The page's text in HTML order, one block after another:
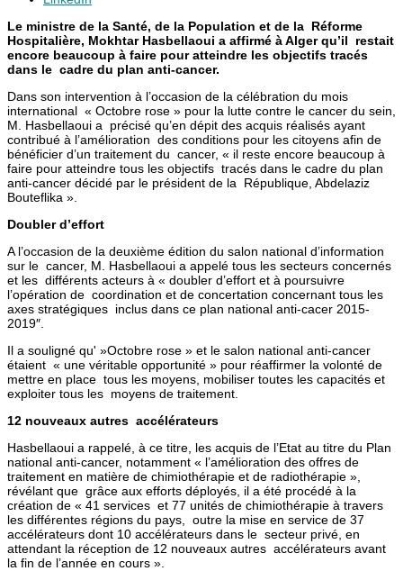
Le ministre de la Santé, de la Population et de la Réforme
Hospitalière, Mokhtar Hasbellaoui a affirmé à Alger qu’il restait
encore beaucoup à faire pour atteindre les objectifs tracés
dans le cadre du plan anti-cancer.
Dans son intervention à l’occasion de la célébration du mois
international « Octobre rose » pour la lutte contre le cancer du sein,
M. Hasbellaoui a précisé qu’en dépit des acquis réalisés ayant
contribué à l’amélioration des conditions pour les citoyens afin de
bénéficier d’un traitement du cancer, « il reste encore beaucoup à
faire pour atteindre tous les objectifs tracés dans le cadre du plan
anti-cancer décidé par le président de la République, Abdelaziz
Bouteflika ».
Doubler d’effort
A l’occasion de la deuxième édition du salon national d’information
sur le cancer, M. Hasbellaoui a appelé tous les secteurs concernés
et les différents acteurs à « doubler d’effort et à poursuivre
l’opération de coordination et de concertation concernant tous les
axes stratégiques inclus dans ce plan national anti-cacer 2015-
2019″.
Il a souligné qu' »Octobre rose » et le salon national anti-cancer
étaient « une véritable opportunité » pour réaffirmer la volonté de
mettre en place tous les moyens, mobiliser toutes les capacités et
exploiter tous les moyens de traitement.
12 nouveaux autres accélérateurs
Hasbellaoui a rappelé, à ce titre, les acquis de l’Etat au titre du Plan
national anti-cancer, notamment « l’amélioration des offres de
traitement en matière de chimiothérapie et de radiothérapie »,
révélant que grâce aux efforts déployés, il a été procédé à la
création de « 41 services et 77 unités de chimiothérapie à travers
les différentes régions du pays, outre la mise en service de 37
accélérateurs dont 10 accélérateurs dans le secteur privé, en
attendant la réception de 12 nouveaux autres accélérateurs avant
la fin de l’année en cours ».